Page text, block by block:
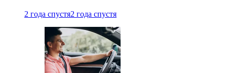
2 года спустя2 года спустя